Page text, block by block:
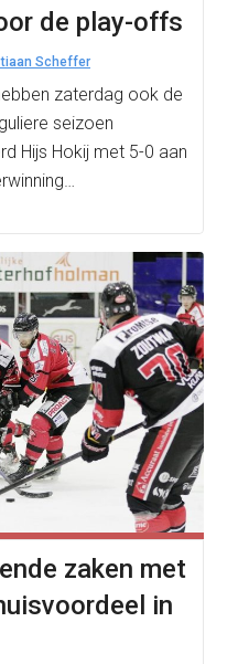
de play-offs
Scheffer
zaterdag ook de
seizoen
Hijs Hokij met 5-0 aan
zaken met
in